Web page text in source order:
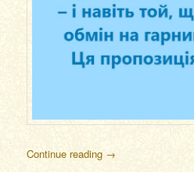
Continue reading →